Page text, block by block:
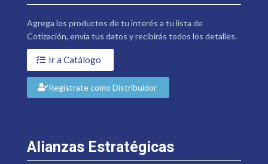
Agrega los productos de tu interés a tu lista de
Cotización, envía tus datos y recibirás todos los detalles.
Ir a Catálogo
Regístrate como Distribuidor
Alianzas Estratégicas